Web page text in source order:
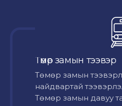
Төмөр замын тээвэр
Төмөр замын
найдвартай
Төмөр замын давуу